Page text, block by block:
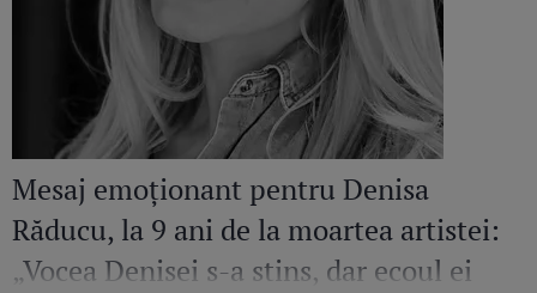
Mesaj emoționant pentru Denisa
Răducu, la 9 ani de la moartea artistei:
„Vocea Denisei s-a stins, dar ecoul ei